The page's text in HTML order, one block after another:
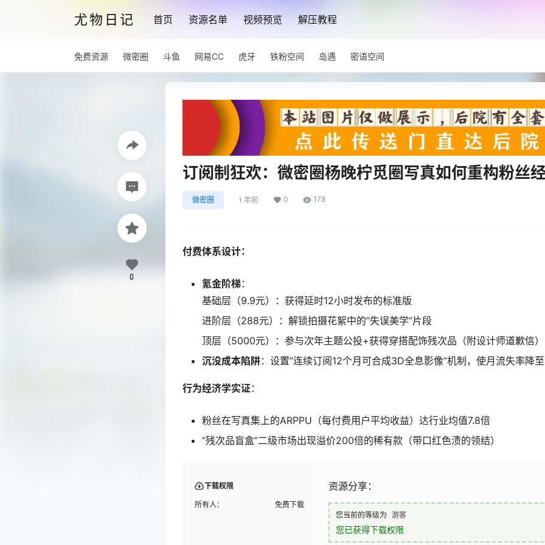
尤物日记 首页 资源名单 视频预览 解压教程
免费资源 微密圈 斗鱼 网易CC 虎牙 铁粉空间 岛遇 密语空间
订阅制狂欢：微密圈杨晚柠觅圈写真如何重构粉丝
微密圈 1 年前 0 178
付费体系设计：
氪金阶梯：
基础层（9.9元）：获得延时12小时发布的标准版
进阶层（288元）：解锁拍摄花絮中的”失误美学”片段
顶层（5000元）：参与次年主题公投+获得穿搭配饰残次品（附设计师道歉信）
沉没成本陷阱：设置”连续订阅12个月可合成3D全息影像”机制，使月流失率降
行为经济学实证：
粉丝在写真集上的ARPPU（每付费用户平均收益）达行业均值7.8倍
“残次品盲盒”二级市场出现溢价200倍的稀有款（带口红色渍的领结）
下载权限
所有人： 免费下载
资源分享：
您当前的等级为 游客
您已获得下载权限
0